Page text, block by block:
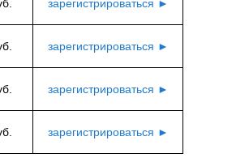
зарегистрироваться ►
зарегистрироваться ►
зарегистрироваться ►
зарегистрироваться ►